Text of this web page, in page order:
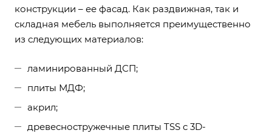
конструкции – ее фасад. Как раздвижная, так и
складная мебель выполняется преимущественно
из следующих материалов:
ламинированный ДСП;
плиты МДФ;
акрил;
древесностружечные плиты TSS с 3D-